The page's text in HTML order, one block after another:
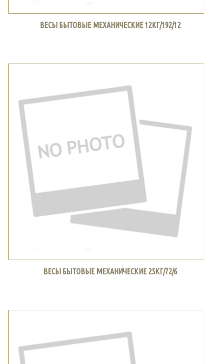
ВЕСЫ БЫТОВЫЕ МЕХАНИЧЕСКИЕ 12КГ/192/12
ВЕСЫ БЫТОВЫЕ МЕХАНИЧЕСКИЕ 25КГ/72/6